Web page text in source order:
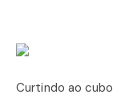
Curtindo ao cubo